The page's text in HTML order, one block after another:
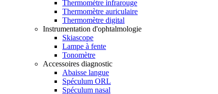
Thermomètre infrarouge
Thermomètre auriculaire
Thermomètre digital
Instrumentation d'ophtalmologie
Skiascope
Lampe à fente
Tonomètre
Accessoires diagnostic
Abaisse langue
Spéculum ORL
Spéculum nasal